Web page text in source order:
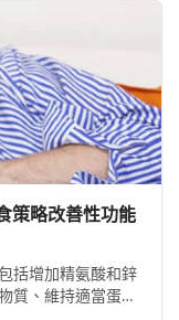
策略改善性功能
括增加精氨酸和鋅
質、維持適當蛋白